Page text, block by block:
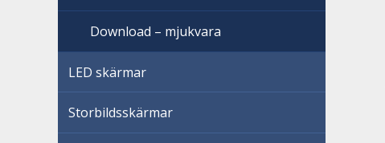
Download – mjukvara
LED skärmar
Storbildsskärmar